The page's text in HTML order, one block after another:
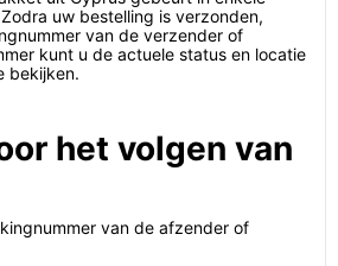
uw bestelling is verzonden,
van de verzender of
kunt u de actuele status en locatie
bekijken.
het volgen van
van de afzender of